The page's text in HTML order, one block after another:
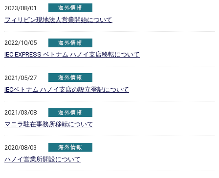
2023/08/01
フィリピン現地法人営業開始について
2022/10/05
IEC EXPRESS ベトナム ハノイ支店移転について
2021/05/27
IECベトナム ハノイ支店の設立登記について
2021/03/08
マニラ駐在事務所移転について
2020/08/03
ハノイ営業所開設について